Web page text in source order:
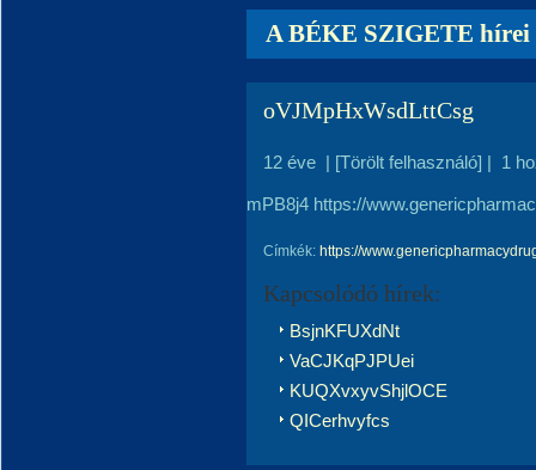
A BÉKE SZIGETE hírei
oVJMpHxWsdLttCsg
12 éve | [Törölt felhasználó] | 1
mPB8j4 https://
Címkék: https://
Kapcsolódó hírek:
BsjnKFUXdNt
VaCJKqPJPUei
KUQXvxyvShjlOCE
QICerhvyfcs